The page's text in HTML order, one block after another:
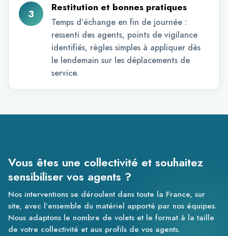
3 Restitution et bonnes pratiques
Temps d’échange en fin de journée :
ressenti des agents, points de vigilance
identifiés, règles simples à appliquer dès
le lendemain sur les déplacements de
service.
Vous êtes une collectivité et souhaitez
sensibiliser vos agents ?
Nos interventions se déroulent dans toute la France, sur
site, avec l’ensemble du matériel apporté par nos équipes.
Nous adaptons le nombre de volets et le format à la taille
de votre collectivité et aux profils de vos agents.